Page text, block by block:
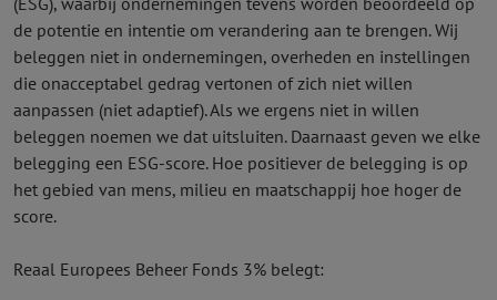
de potentie en intentie om verandering aan te brengen. Wij
beleggen niet in ondernemingen, overheden en instellingen
die onacceptabel gedrag vertonen of zich niet willen
aanpassen (niet adaptief). Als we ergens niet in willen
beleggen noemen we dat uitsluiten. Daarnaast geven we elke
belegging een ESG-score. Hoe positiever de belegging is op
het gebied van mens, milieu en maatschappij hoe hoger de
score.
Reaal Europees Beheer Fonds 3% belegt: